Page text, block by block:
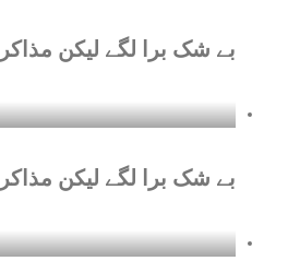
بے شک برا لگے لیکن
بے شک برا لگے لیکن